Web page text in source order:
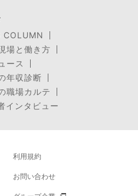
COLUMN
場と働き方
ース
年収診断
職場カルテ
インタビュー
利用規約
お問い合わせ